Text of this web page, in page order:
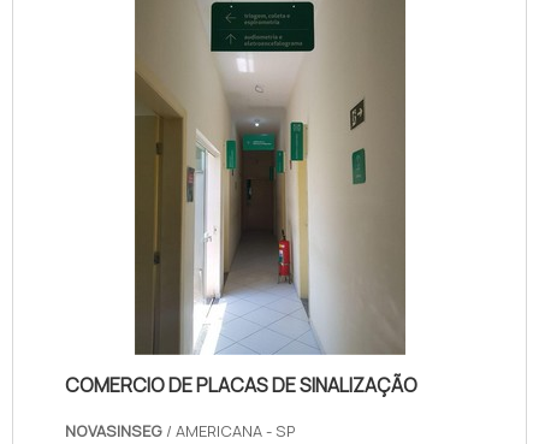
COMERCIO DE PLACAS DE SINALIZAÇÃO
NOVASINSEG / AMERICANA - SP